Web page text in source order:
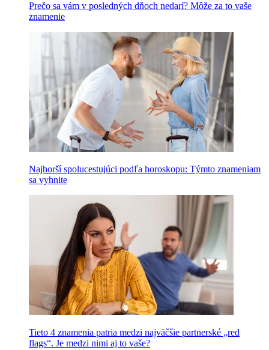
Prečo sa vám v posledných dňoch nedarí? Môže za to vaše
znamenie
Najhorší spolucestujúci podľa horoskopu: Týmto znameniam
sa vyhnite
Tieto 4 znamenia patria medzi najväčšie partnerské „red
flags“. Je medzi nimi aj to vaše?